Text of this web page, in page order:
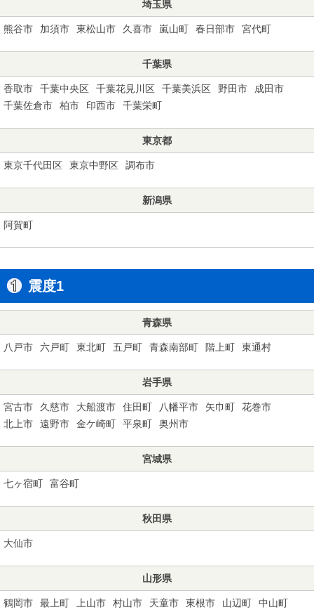
埼玉県
熊谷市 加須市 東松山市 久喜市 嵐山町 春日部市 宮代町
千葉県
香取市 千葉中央区 千葉花見川区 千葉美浜区 野田市
成田市
千葉佐倉市
柏市 印西市 千葉栄町
東京都
東京千代田区 東京中野区 調布市
新潟県
阿賀町
震度1
青森県
八戸市 六戸町 東北町 五戸町 青森南部町 階上町 東通村
岩手県
宮古市 久慈市 大船渡市 住田町 八幡平市 矢巾町
花巻市
北上市
遠野市 金ケ崎町 平泉町 奥州市
宮城県
七ヶ宿町 富谷町
秋田県
大仙市
山形県
鶴岡市 最上町 上山市 村山市 天童市 東根市 山辺町
中山町